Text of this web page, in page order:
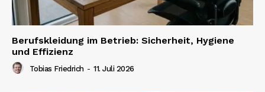
Berufskleidung im Betrieb: Sicherheit, Hygiene
und Effizienz
Tobias Friedrich - 11. Juli 2026